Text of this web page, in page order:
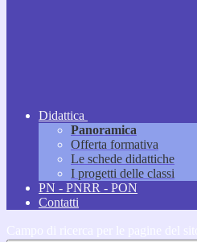
Didattica
Panoramica
Offerta formativa
Le schede didattiche
I progetti delle classi
PN - PNRR - PON
Contatti